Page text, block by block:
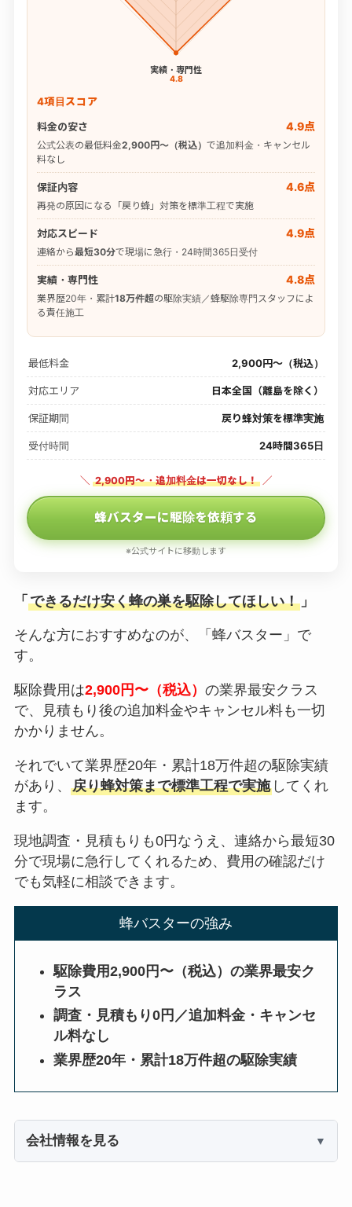
実績・専門性
4.8
4項目スコア
料金の安さ
4.9点
公式公表の最低料金2,900円〜（税込） で追加料金・キャンセル
料なし
保証内容 4.6点
再発の原因になる「戻り蜂」対策を標準工程で実施
対応スピード 4.9点
連絡から最短30分で現場に急行・24時間365日受付
実績・専門性 4.8点
業界歴20年・累計18万件超の駆除実績／蜂駆除専門スタッフによ
る責任施工
最低料金 2,900円〜（税込）
対応エリア 日本全国（離島を除く）
保証期間 戻り蜂対策を標準実施
受付時間 24時間365日
＼ 2,900円〜・追加料金は一切なし！ ／
蜂バスターに駆除を依頼する
※公式サイトに移動します
「 できるだけ安く蜂の巣を駆除してほしい！」
そんな方におすすめなのが、「蜂バスター」で
す。
駆除費用は2,900円〜（税込） の業界最安クラス
で、見積もり後の追加料金やキャンセル料も一切
かかりません。
それでいて業界歴20年・累計18万件超の駆除実績
があり、 戻り蜂対策まで標準工程で実施してくれ
ます。
現地調査・見積もりも0円なうえ、連絡から最短30
分で現場に急行してくれるため、費用の確認だけ
でも気軽に相談できます。
蜂バスターの強み
駆除費用2,900円〜（税込）の業界最安ク
ラス
調査・見積もり0円／追加料金・キャンセ
ル料なし
業界歴20年・累計18万件超の駆除実績
会社情報を見る